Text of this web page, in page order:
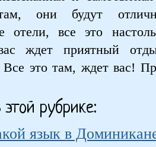
они будут
отели, все это
ждет приятный
это там, ждет вас!
рубрике:
язык в